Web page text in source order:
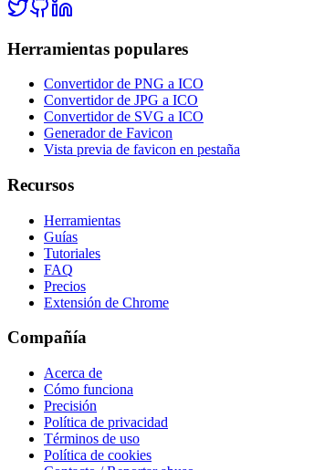
Herramientas populares
Convertidor de PNG a ICO
Convertidor de JPG a ICO
Convertidor de SVG a ICO
Generador de Favicon
Vista previa de favicon en pestaña
Recursos
Herramientas
Guías
Tutoriales
FAQ
Precios
Extensión de Chrome
Compañía
Acerca de
Cómo funciona
Precisión
Política de privacidad
Términos de uso
Política de cookies